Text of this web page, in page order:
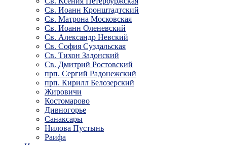
Св. Иоанн Кронштадтский
Св. Матрона Московская
Св. Иоанн Оленевский
Св. Александр Невский
Св. София Суздальская
Св. Тихон Задонский
Св. Дмитрий Ростовский
прп. Сергий Радонежский
прп. Кирилл Белозерский
Жировичи
Костомарово
Дивногорье
Санаксары
Нилова Пустынь
Раифа